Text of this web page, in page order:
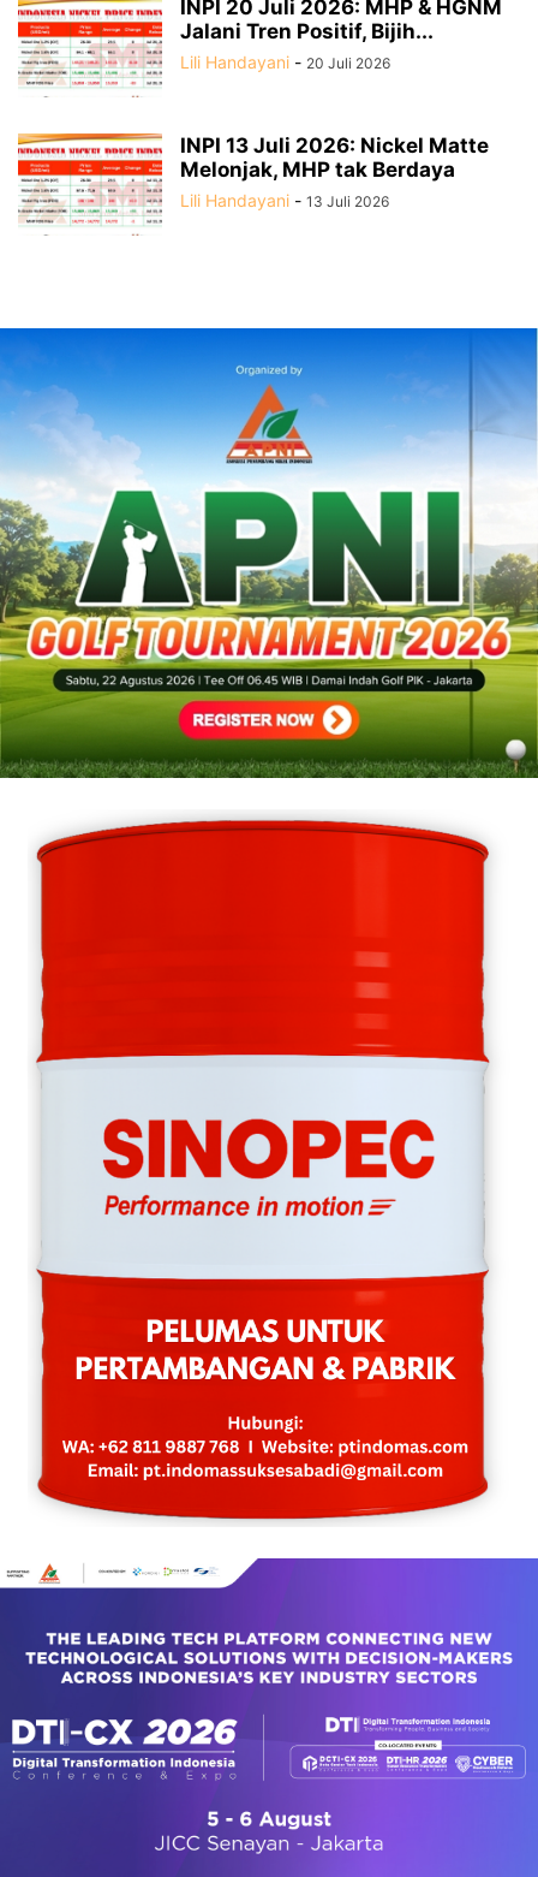
INPI 20 Juli 2026: MHP & HGNM
Jalani Tren Positif, Bijih...
Lili Handayani - 20 Juli 2026
INPI 13 Juli 2026: Nickel Matte
Melonjak, MHP tak Berdaya
Lili Handayani - 13 Juli 2026